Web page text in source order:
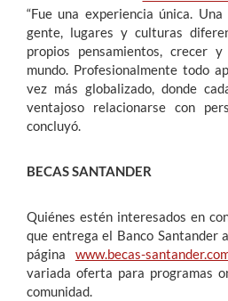
“Fue una experiencia única.
gente, lugares y culturas
propios pensamientos, crecer
mundo. Profesionalmente todo
vez más globalizado, donde
ventajoso relacionarse con
concluyó.
BECAS SANTANDER
Quiénes estén interesados en
que entrega el Banco Santander
página www.becas-
variada oferta para programas
comunidad.